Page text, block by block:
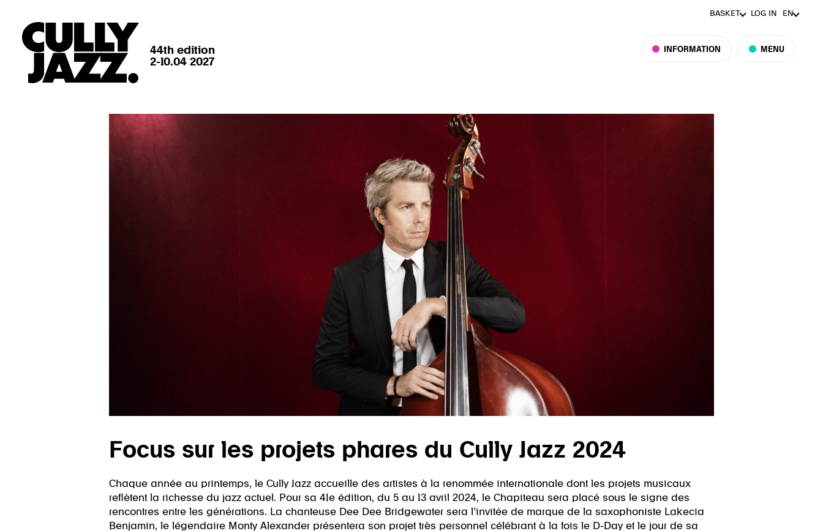
44th edition
2-10.04 2027
INFORMATION MENU
BASKET LOG IN EN
Focus sur les projets phares du Cully Jazz 2024
Chaque année au printemps, le Cully Jazz accueille des artistes à la renommée internationale dont les projets musicaux
reflètent la richesse du jazz actuel. Pour sa 41e édition, du 5 au 13 avril 2024, le Chapiteau sera placé sous le signe des
rencontres entre les générations. La chanteuse Dee Dee Bridgewater sera l’invitée de marque de la saxophoniste Lakecia
Benjamin, le légendaire Monty Alexander présentera son projet très personnel célébrant à la fois le D-Day et le jour de sa